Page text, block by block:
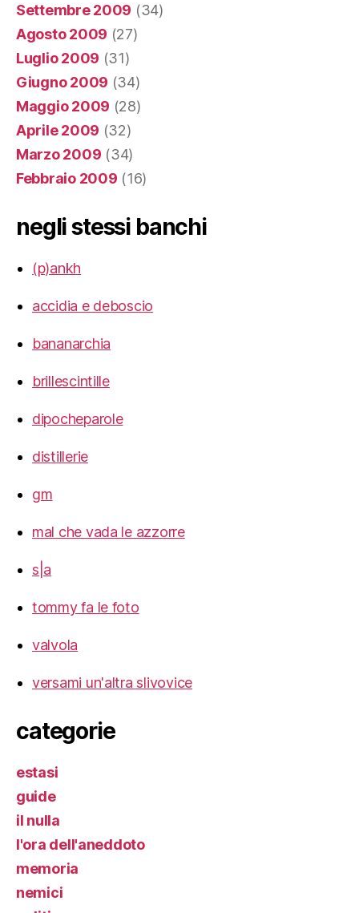
Settembre 2009 (34)
Agosto 2009 (27)
Luglio 2009 (31)
Giugno 2009 (34)
Maggio 2009 (28)
Aprile 2009 (32)
Marzo 2009 (34)
Febbraio 2009 (16)
negli stessi banchi
(p)ankh
accidia e deboscio
bananarchia
brillescintille
dipocheparole
distillerie
gm
mal che vada le azzorre
s|a
tommy fa le foto
valvola
versami un'altra slivovice
categorie
estasi
guide
il nulla
l'ora dell'aneddoto
memoria
nemici